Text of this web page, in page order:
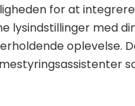
for at
lysindstillinger med
oplevelse.